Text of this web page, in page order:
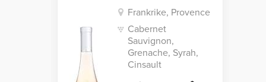
Frankrike, Provence
Cabernet
Sauvignon,
Grenache, Syrah,
Cinsault